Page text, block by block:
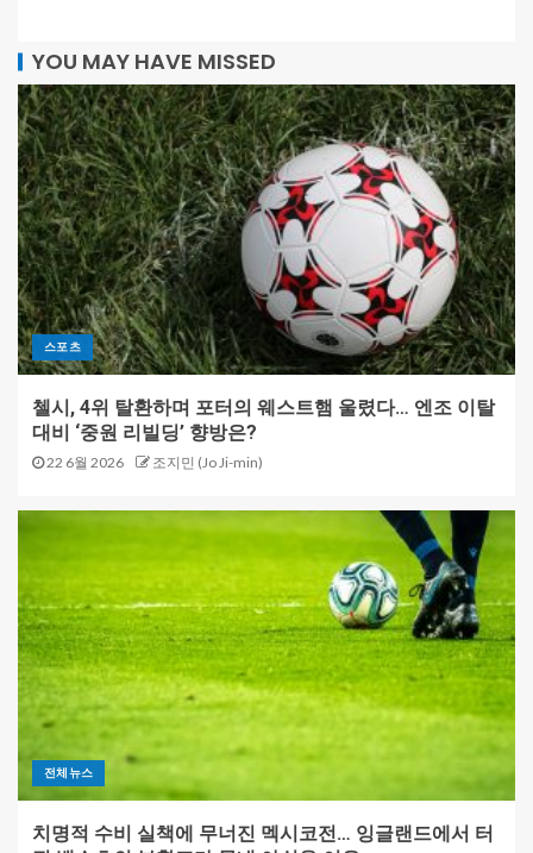
YOU MAY HAVE MISSED
스포츠
첼시, 4위 탈환하며 포터의 웨스트햄 울렸다… 엔조 이탈
대비 ‘중원 리빌딩’ 향방은?
22 6월 2026 조지민 (Jo Ji-min)
전체뉴스
치명적 수비 실책에 무너진 멕시코전… 잉글랜드에서 터